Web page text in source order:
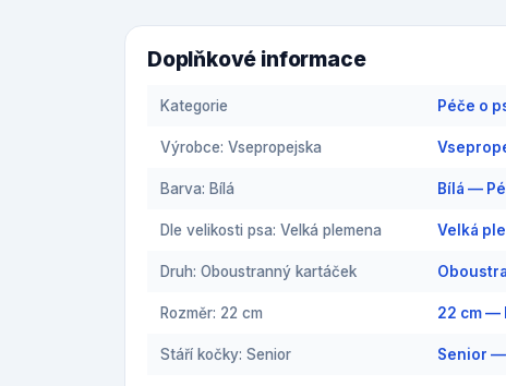
Doplňkové informace
Kategorie Péče o
Výrobce: Vsepropejska
Barva: Bílá Bílá —
Dle velikosti psa: Velká plemena Velká
Druh: Oboustranný kartáček
Rozměr: 22 cm 22 cm —
Stáří kočky: Senior Senior —